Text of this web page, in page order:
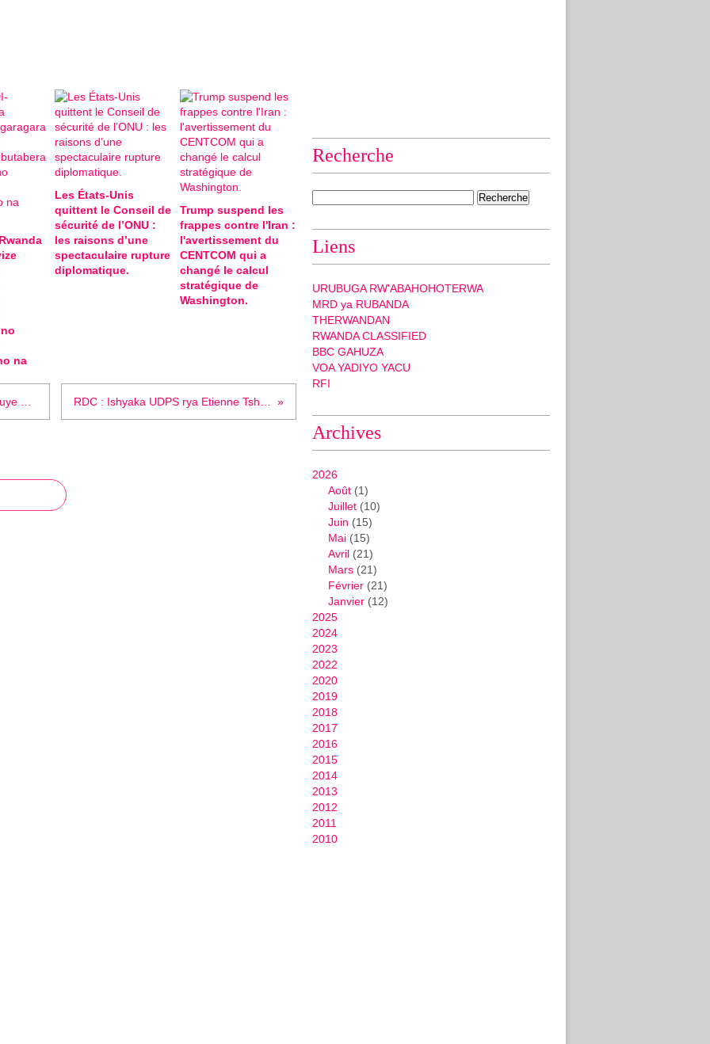
na
Les États-Unis
quittent le Conseil de
sécurité de l’ONU :
les raisons d’une
spectaculaire rupture
diplomatique.
Trump suspend les
frappes contre l'Iran :
l'avertissement du
CENTCOM qui a
changé le calcul
stratégique de
Washington.
Recherche
Liens
URUBUGA RW'ABAHOHOTERWA
MRD ya RUBANDA
THERWANDAN
RWANDA CLASSIFIED
BBC GAHUZA
VOA YADIYO YACU
RFI
Archives
2026
Août (1)
Juillet (10)
Juin (15)
Mai (15)
Avril (21)
Mars (21)
Février (21)
Janvier (12)
2025
2024
2023
2022
2020
2019
2018
2017
2016
2015
2014
2013
2012
2011
2010